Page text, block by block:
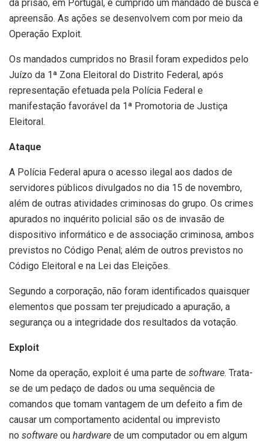
da prisão, em Portugal, é cumprido um mandado de busca e
apreensão. As ações se desenvolvem com por meio da
Operação Exploit.
Os mandados cumpridos no Brasil foram expedidos pelo
Juízo da 1ª Zona Eleitoral do Distrito Federal, após
representação efetuada pela Polícia Federal e
manifestação favorável da 1ª Promotoria de Justiça
Eleitoral.
Ataque
A Polícia Federal apura o acesso ilegal aos dados de
servidores públicos divulgados no dia 15 de novembro,
além de outras atividades criminosas do grupo. Os crimes
apurados no inquérito policial são os de invasão de
dispositivo informático e de associação criminosa, ambos
previstos no Código Penal; além de outros previstos no
Código Eleitoral e na Lei das Eleições.
Segundo a corporação, não foram identificados quaisquer
elementos que possam ter prejudicado a apuração, a
segurança ou a integridade dos resultados da votação.
Exploit
Nome da operação, exploit é uma parte de software. Trata-
se de um pedaço de dados ou uma sequência de
comandos que tomam vantagem de um defeito a fim de
causar um comportamento acidental ou imprevisto
no software ou hardware de um computador ou em algum